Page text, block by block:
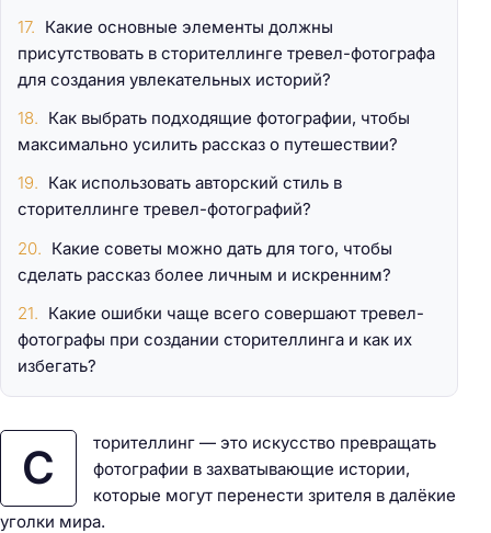
С
торителлинг — это искусство превращать
фотографии в захватывающие истории,
которые могут перенести зрителя в далёкие
уголки мира.
Какие основные элементы должны
присутствовать в сторителлинге тревел-фотографа
для создания увлекательных историй?
Как выбрать подходящие фотографии, чтобы
максимально усилить рассказ о путешествии?
Как использовать авторский стиль в
сторителлинге тревел-фотографий?
Какие советы можно дать для того, чтобы
сделать рассказ более личным и искренним?
Какие ошибки чаще всего совершают тревел-
фотографы при создании сторителлинга и как их
избегать?